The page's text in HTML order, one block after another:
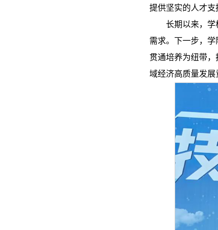
提供坚实的人才
长期以来，
需求。下一步，
贯通培养为纽带
域经济高质量发展